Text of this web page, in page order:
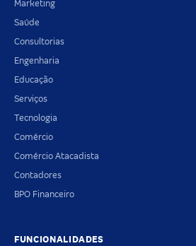
Marketing
Saúde
Consultorias
Engenharia
Educação
Serviços
Tecnologia
Comércio
Comércio Atacadista
Contadores
BPO Financeiro
FUNCIONALIDADES